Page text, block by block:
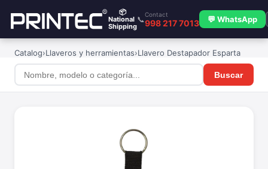
📦
National
Shipping
📞
Contact
998 217 7013 💬 WhatsApp
Catalog›Llaveros y herramientas›Llavero Destapador Esparta
Buscar